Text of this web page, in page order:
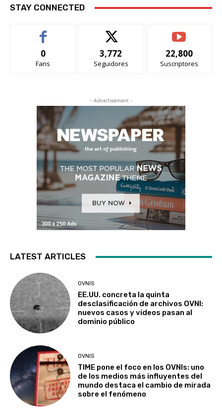
STAY CONNECTED
0
Fans
3,772
Seguidores
22,800
Suscriptores
- Advertisement -
LATEST ARTICLES
OVNIS
EE.UU. concreta la quinta
desclasificación de archivos OVNI:
nuevos casos y videos pasan al
dominio público
OVNIS
TIME pone el foco en los OVNIs: uno
de los medios más influyentes del
mundo destaca el cambio de mirada
sobre el fenómeno